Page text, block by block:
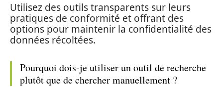
Utilisez des outils transparents sur leurs
pratiques de conformité et offrant des
options pour maintenir la confidentialité des
données récoltées.
Pourquoi dois-je utiliser un outil de recherche
plutôt que de chercher manuellement ?